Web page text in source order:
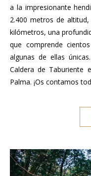
a la impresionante
2.400 metros de
kilómetros, una
que comprende
algunas de ellas
Caldera de Taburiente
Palma. ¡Os contamos